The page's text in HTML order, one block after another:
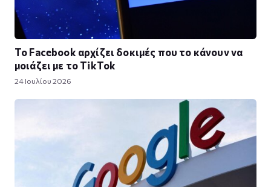
Το Facebook αρχίζει δοκιμές που το κάνουν να
μοιάζει με το TikTok
24 Ιουλίου 2026